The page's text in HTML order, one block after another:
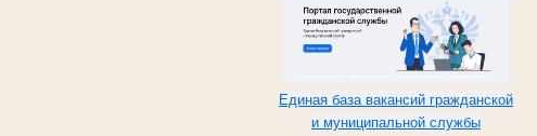
Единая база вакансий гражданской
и муниципальной службы